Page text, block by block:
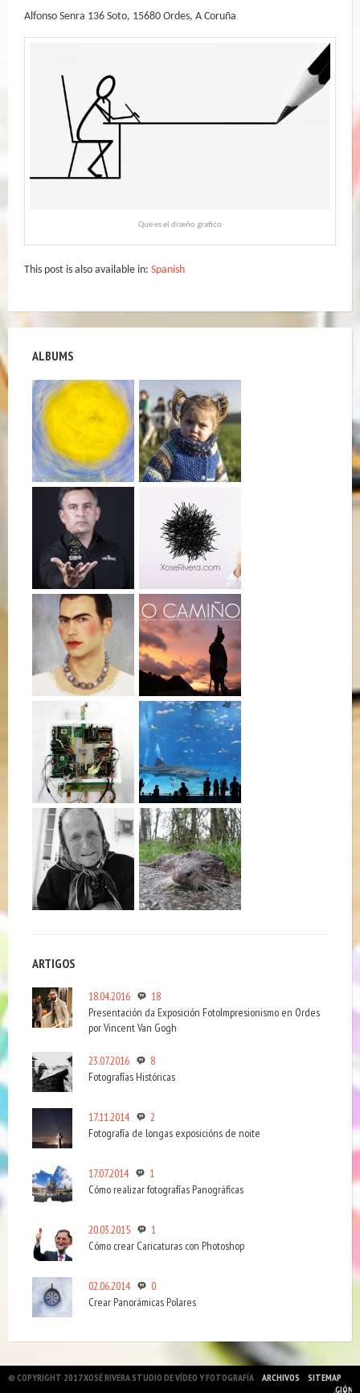
Alfonso Senra 136 Soto, 15680 Ordes, A Coruña
Que es el diseño grafico
This post is also available in: Spanish
ALBUMS
ARTIGOS
18.04.2016
18
Presentación da Exposición FotoImpresionismo en Ordes
por Vincent Van Gogh
23.07.2016
8
Fotografías Históricas
17.11.2014
2
Fotografía de longas exposicións de noite
17.07.2014
1
Cómo realizar fotografías Panográficas
20.03.2015
1
Cómo crear Caricaturas con Photoshop
02.06.2014
0
Crear Panorámicas Polares
© COPYRIGHT 2017 XOSÉ RIVERA STUDIO DE VÍDEO Y FOTOGRAFÍA ARCHIVOS
SITEMAP
ESCONDER VISUALIZACIÓN